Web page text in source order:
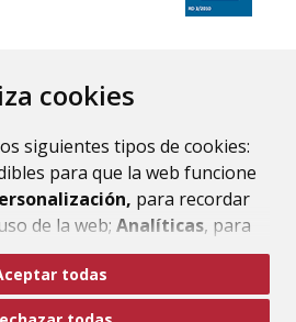
cookies
siguientes tipos de cookies:
para que la web funcione
para recordar
de la web; Analíticas, para
de la web y sus servicios.
botón“Aceptar todas”
todas